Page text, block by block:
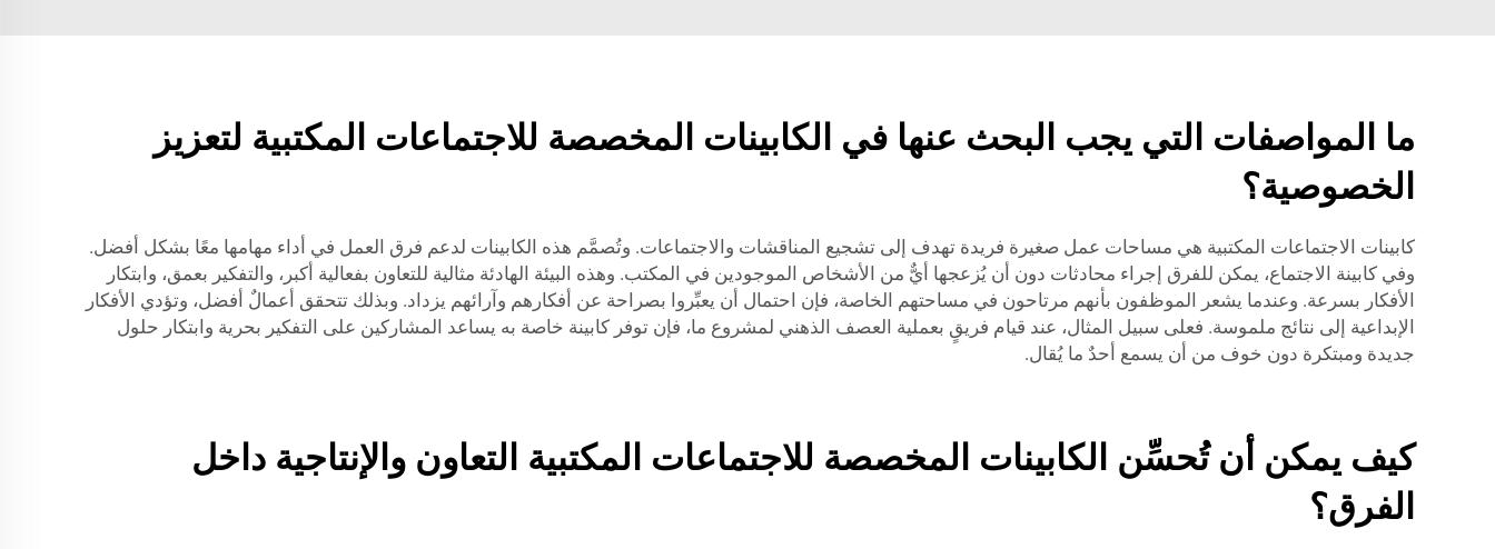
ما المواصفات التي يجب البحث عنها في الكابينات المخصصة للاجتماعات المكتبية لتعزيز
الخصوصية؟
كابينات الاجتماعات المكتبية هي مساحات عمل صغيرة فريدة تهدف إلى تشجيع المناقشات والاجتماعات. وتُصمَّم هذه الكابينات لدعم فرق العمل في أداء مهامها معًا بشكل أفضل.
وفي كابينة الاجتماع، يمكن للفرق إجراء محادثات دون أن يُزعجها أيٌّ من الأشخاص الموجودين في المكتب. وهذه البيئة الهادئة مثالية للتعاون بفعالية أكبر، والتفكير بعمق، وابتكار
الأفكار بسرعة. وعندما يشعر الموظفون بأنهم مرتاحون في مساحتهم الخاصة، فإن احتمال أن يعبِّروا بصراحة عن أفكارهم وآرائهم يزداد. وبذلك تتحقق أعمالٌ أفضل، وتؤدي الأفكار
الإبداعية إلى نتائج ملموسة. فعلى سبيل المثال، عند قيام فريقٍ بعملية العصف الذهني لمشروع ما، فإن توفر كابينة خاصة به يساعد المشاركين على التفكير بحرية وابتكار حلول
جديدة ومبتكرة دون خوف من أن يسمع أحدٌ ما يُقال.
كيف يمكن أن تُحسِّن الكابينات المخصصة للاجتماعات المكتبية التعاون والإنتاجية داخل
الفرق؟